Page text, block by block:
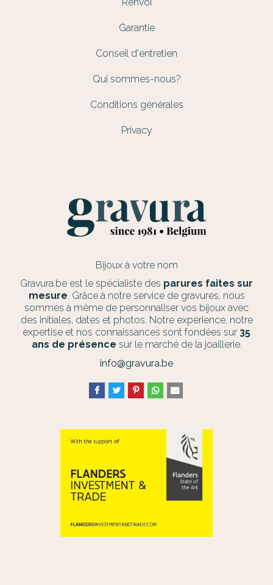
Garantie
Conseil d'entretien
Qui sommes-nous?
Conditions générales
Privacy
Bijoux à votre nom
Gravura.be est le spécialiste des parures faites sur
mesure. Grâce à notre service de gravures, nous
sommes à même de personnaliser vos bijoux avec
des initiales, dates et photos. Notre expérience, notre
expertise et nos connaissances sont fondées sur 35
ans de présence sur le marché de la joaillerie.
info@gravura.be